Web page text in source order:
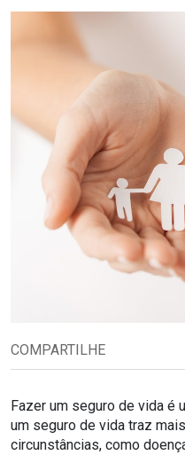
COMPARTILHE
Fazer um seguro de vida é
um seguro de vida traz
circunstâncias, como